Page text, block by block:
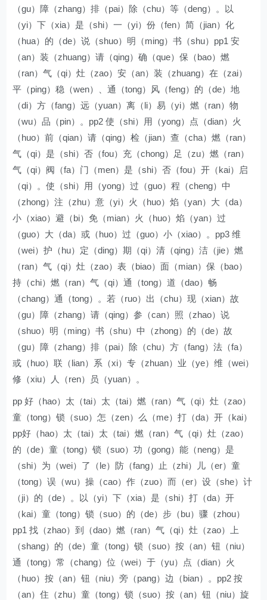
（gu）障（zhang）排（pai）除（chu）等（deng）。以
（yi）下（xia）是（shi）一（yi）份（fen）简（jian）化
（hua）的（de）说（shuo）明（ming）书（shu）pp1 安
（an）装（zhuang）请（qing）确（que）保（bao）燃
（ran）气（qi）灶（zao）安（an）装（zhuang）在（zai）
平（ping）稳（wen）、通（tong）风（feng）的（de）地
（di）方（fang）远（yuan）离（li）易（yi）燃（ran）物
（wu）品（pin）。pp2 使（shi）用（yong）点（dian）火
（huo）前（qian）请（qing）检（jian）查（cha）燃（ran）
气（qi）是（shi）否（fou）充（chong）足（zu）燃（ran）
气（qi）阀（fa）门（men）是（shi）否（fou）开（kai）启
（qi）。使（shi）用（yong）过（guo）程（cheng）中
（zhong）注（zhu）意（yi）火（huo）焰（yan）大（da）
小（xiao）避（bi）免（mian）火（huo）焰（yan）过
（guo）大（da）或（huo）过（guo）小（xiao）。pp3 维
（wei）护（hu）定（ding）期（qi）清（qing）洁（jie）燃
（ran）气（qi）灶（zao）表（biao）面（mian）保（bao）
持（chi）燃（ran）气（qi）通（tong）道（dao）畅
（chang）通（tong）。若（ruo）出（chu）现（xian）故
（gu）障（zhang）请（qing）参（can）照（zhao）说
（shuo）明（ming）书（shu）中（zhong）的（de）故
（gu）障（zhang）排（pai）除（chu）方（fang）法（fa）
或（huo）联（lian）系（xi）专（zhuan）业（ye）维（wei）
修（xiu）人（ren）员（yuan）。
pp 好（hao）太（tai）太（tai）燃（ran）气（qi）灶（zao）
童（tong）锁（suo）怎（zen）么（me）打（da）开（kai）
pp好（hao）太（tai）太（tai）燃（ran）气（qi）灶（zao）
的（de）童（tong）锁（suo）功（gong）能（neng）是
（shi）为（wei）了（le）防（fang）止（zhi）儿（er）童
（tong）误（wu）操（cao）作（zuo）而（er）设（she）计
（ji）的（de）。以（yi）下（xia）是（shi）打（da）开
（kai）童（tong）锁（suo）的（de）步（bu）骤（zhou）
pp1 找（zhao）到（dao）燃（ran）气（qi）灶（zao）上
（shang）的（de）童（tong）锁（suo）按（an）钮（niu）
通（tong）常（chang）位（wei）于（yu）点（dian）火
（huo）按（an）钮（niu）旁（pang）边（bian）。pp2 按
（an）住（zhu）童（tong）锁（suo）按（an）钮（niu）旋